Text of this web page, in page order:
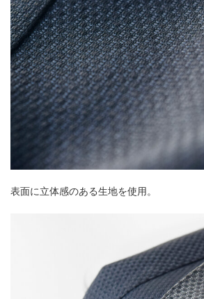
表面に立体感のある生地を使用。